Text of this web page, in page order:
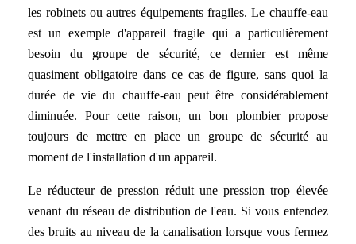
les robinets ou autres équipements fragiles. Le chauffe-eau
est un exemple d'appareil fragile qui a particulièrement
besoin du groupe de sécurité, ce dernier est même
quasiment obligatoire dans ce cas de figure, sans quoi la
durée de vie du chauffe-eau peut être considérablement
diminuée. Pour cette raison, un bon plombier propose
toujours de mettre en place un groupe de sécurité au
moment de l'installation d'un appareil.
Le réducteur de pression réduit une pression trop élevée
venant du réseau de distribution de l'eau. Si vous entendez
des bruits au niveau de la canalisation lorsque vous fermez